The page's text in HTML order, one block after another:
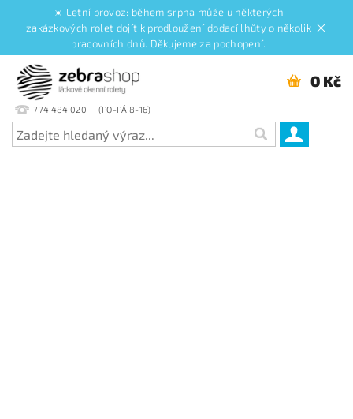
☀️ Letní provoz: během srpna může u některých
zakázkových rolet dojít k prodloužení dodací lhůty o několik
pracovních dnů. Děkujeme za pochopení.
774 484 020
0 Kč